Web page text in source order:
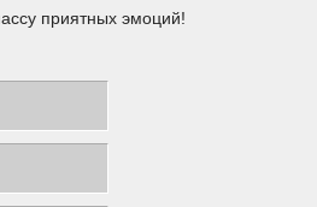
приятных эмоций!